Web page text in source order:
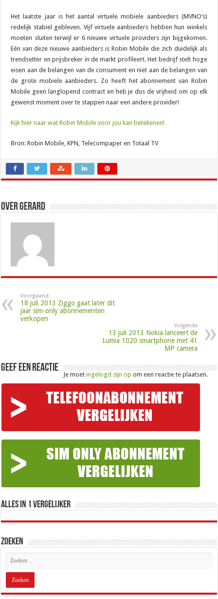
Het laatste jaar is het aantal virtuele mobiele aanbieders (MVNO’s)
redelijk stabiel gebleven. Vijf virtuele aanbieders hebben hun winkels
moeten sluiten terwijl er 6 nieuwe virtuele providers zijn bijgekomen.
Eén van deze nieuwe aanbieders is Robin Mobile die zich duidelijk als
trendsetter en prijsbreker in de markt profileert. Het bedrijf stelt hoge
eisen aan de belangen van de consument en niet aan de belangen van
de grote mobiele aanbieders. Zo heeft het abonnement van Robin
Mobile geen langlopend contract en heb je dus de vrijheid om op elk
gewenst moment over te stappen naar een andere provider!
Kijk hier naar wat Robin Mobile voor jou kan betekenen!
Bron: Robin Mobile, KPN, Telecompaper en Totaal TV
Over Gerard
Voorgaand
18 juli 2013 Ziggo gaat later dit
jaar sim-only abonnementen
verkopen
Volgende
13 juli 2013 Nokia lanceert de
Lumia 1020 smartphone met 41
MP camera
Geef een reactie
Je moetingelogd zijn op om een reactie te plaatsen.
Alles in 1 Vergelijker
Zoeken